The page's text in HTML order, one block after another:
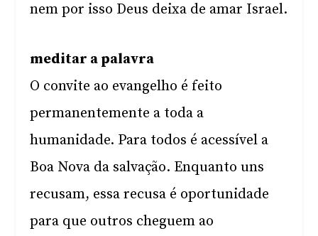
nem por isso Deus deixa de amar Israel.
meditar a palavra
O convite ao evangelho é feito
permanentemente a toda a
humanidade. Para todos é acessível a
Boa Nova da salvação. Enquanto uns
recusam, essa recusa é oportunidade
para que outros cheguem ao